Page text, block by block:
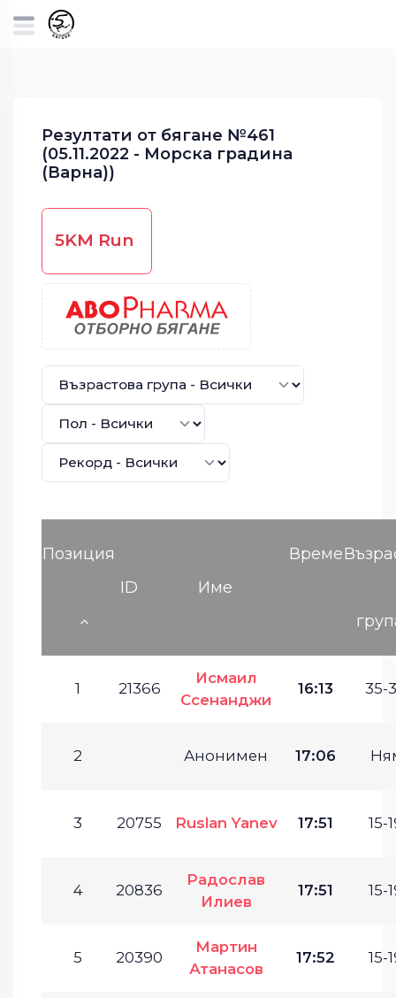
Резултати от бягане №461
(05.11.2022 - Морска градина
(Варна))
5KM Run
Позиция
ID
Име
Време
1 21366
Исмаил
Ссенанджи
16:13 35-
2 Анонимен 17:06
3 20755 Ruslan Yanev 17:51 15-
4 20836
Радослав
Илиев
17:51 15-
5 20390
Мартин
Атанасов
17:52 15-